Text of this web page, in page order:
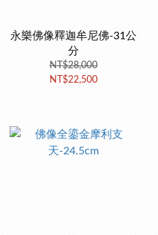
永樂佛像釋迦牟尼佛-31公
分
NT$28,000
NT$22,500